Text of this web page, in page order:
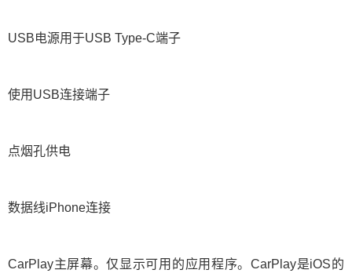
USB电源用于USB Type-C端子
使用USB连接端子
点烟孔供电
数据线iPhone连接
CarPlay主屏幕。仅显示可用的应用程序。CarPlay是iOS的